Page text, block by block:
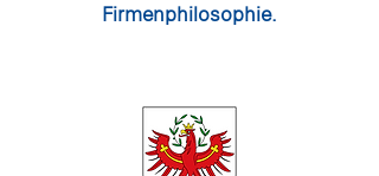
Firmenphilosophie.